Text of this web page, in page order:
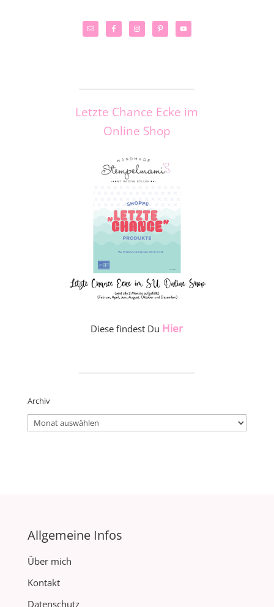
Letzte Chance Ecke im
Online Shop
Diese findest Du Hier
Archiv
Archiv
Allgemeine Infos
Über mich
Kontakt
Datenschutz